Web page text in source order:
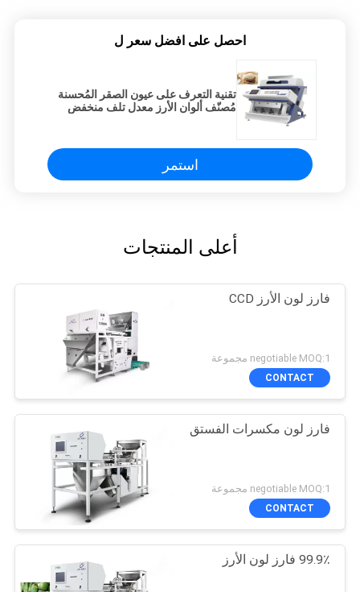
احصل على افضل سعر ل
تقنية التعرف على عيون الصقر المُحسنة
مُصنّف ألوان الأرز معدل تلف منخفض
استمر
أعلى المنتجات
فارز لون الأرز CCD
negotiable MOQ:1 مجموعة
CONTACT
فارز لون مكسرات الفستق
negotiable MOQ:1 مجموعة
CONTACT
99.9٪ فارز لون الأرز